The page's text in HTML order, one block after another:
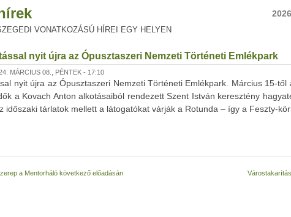
VONATKOZÁSÚ HÍREI EGY HELYEN
nyit újra az Ópusztaszeri Nemzeti Történeti Emlékpark
MÁRCIUS 08., PÉNTEK - 17:10
nyit újra az Ópusztaszeri Nemzeti Történeti Emlékpark. Március 15-
a Kovach Anton alkotásaiból rendezett Szent István keresztény
időszaki tárlatok mellett a látogatókat várják a Rotunda – így a Feszty-
a Mentorháló következő előadásán